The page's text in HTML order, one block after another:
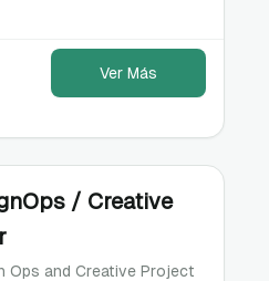
Ver Más
/ Creative
Ops and Creative Project